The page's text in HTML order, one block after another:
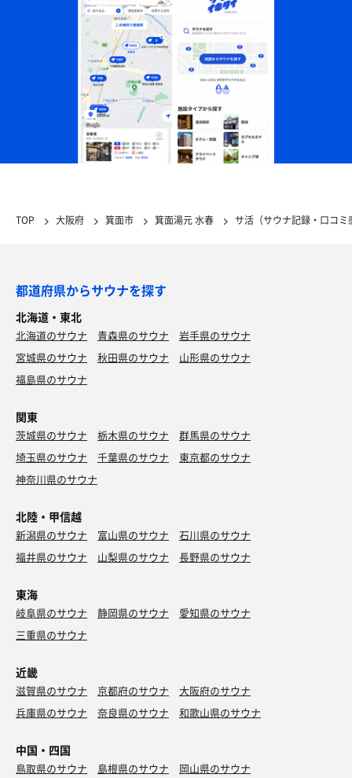
TOP 大阪府 箕面市 箕面湯元 水春 サ活（サウナ記録・口コミ
都道府県からサウナを探す
北海道・東北
北海道のサウナ 青森県のサウナ
岩手県のサウナ
宮城県のサウナ
秋田県のサウナ
山形県のサウナ
福島県のサウナ
関東
茨城県のサウナ 栃木県のサウナ
群馬県のサウナ
埼玉県のサウナ
千葉県のサウナ
東京都のサウナ
神奈川県のサウナ
北陸・甲信越
新潟県のサウナ 富山県のサウナ
石川県のサウナ
福井県のサウナ
山梨県のサウナ 長野県のサウナ
東海
岐阜県のサウナ 静岡県のサウナ
愛知県のサウナ
三重県のサウナ
近畿
滋賀県のサウナ 京都府のサウナ
大阪府のサウナ
兵庫県のサウナ
奈良県のサウナ 和歌山県のサウナ
中国・四国
鳥取県のサウナ 島根県のサウナ
岡山県のサウナ